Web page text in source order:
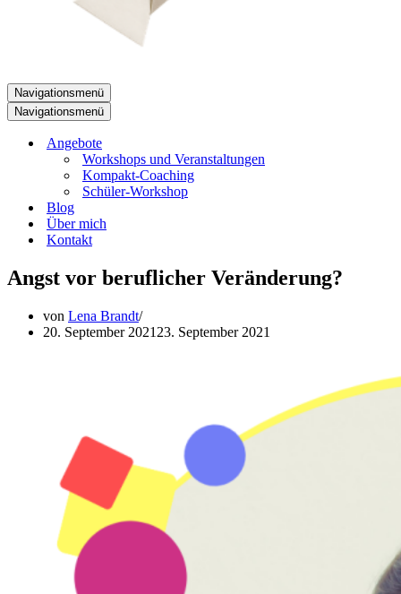
Navigationsmenü
Navigationsmenü
Angebote
Workshops und Veranstaltungen
Kompakt-Coaching
Schüler-Workshop
Blog
Über mich
Kontakt
Angst vor beruflicher Veränderung?
von Lena Brandt
20. September 2021 23. September 2021